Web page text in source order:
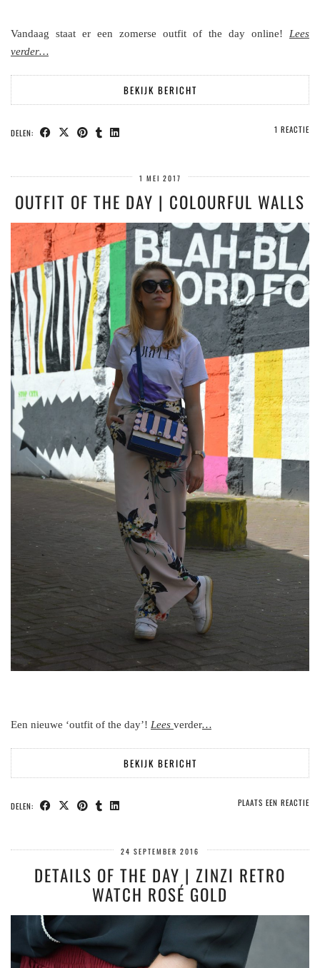
Vandaag staat er een zomerse outfit of the day online! Lees
verder…
BEKIJK BERICHT
DELEN: 1 REACTIE
1 MEI 2017
OUTFIT OF THE DAY | COLOURFUL WALLS
Een nieuwe ‘outfit of the day’! Lees verder…
BEKIJK BERICHT
DELEN: PLAATS EEN REACTIE
24 SEPTEMBER 2016
DETAILS OF THE DAY | ZINZI RETRO
WATCH ROSÉ GOLD